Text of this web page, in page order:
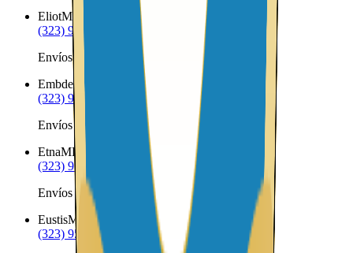
EliotME
(323) 953-8100
Envíos a Nicaragua desde Eliot
Embden
ME
(323) 953-8100
Envíos a Nicaragua desde Embden
EtnaME
(323) 953-8100
Envíos a Nicaragua desde Etna
EustisME
(323) 953-8100